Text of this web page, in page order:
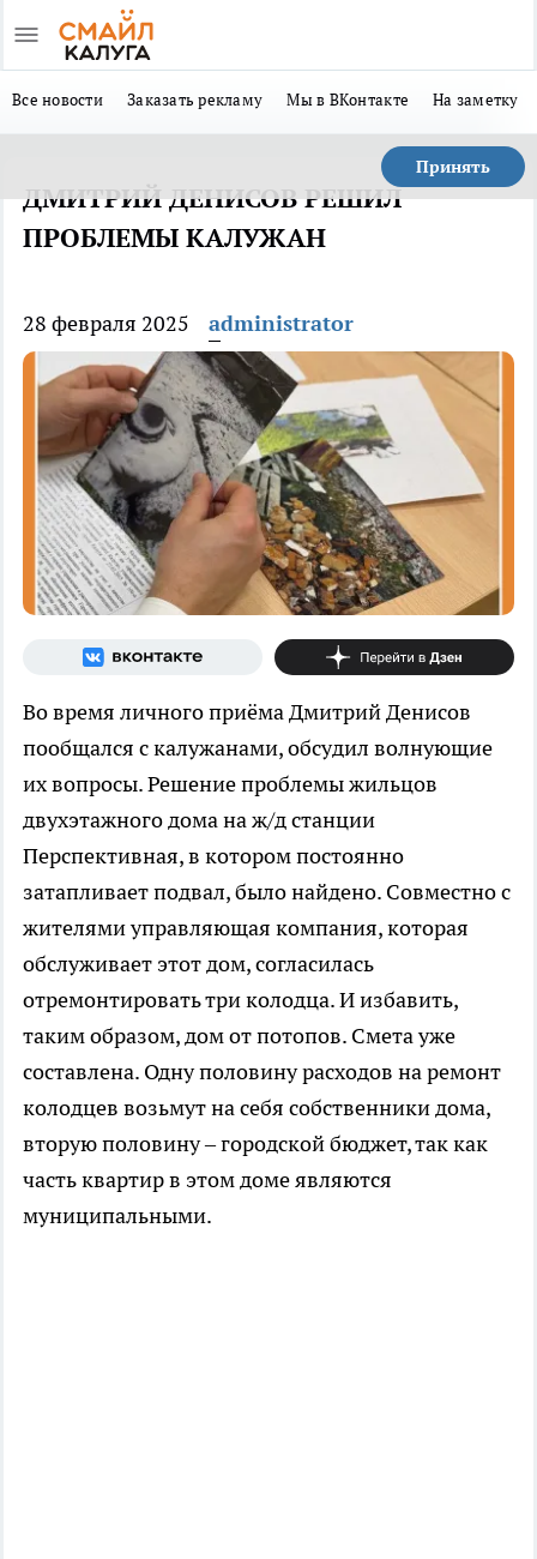
Все новости Заказать рекламу Мы в ВКонтакте На заметку
Принять
ДМИТРИЙ ДЕНИСОВ РЕШИЛ
ПРОБЛЕМЫ КАЛУЖАН
28 февраля 2025 administrator
Во время личного приёма Дмитрий Денисов
пообщался с калужанами, обсудил волнующие
их вопросы. Решение проблемы жильцов
двухэтажного дома на ж/д станции
Перспективная, в котором постоянно
затапливает подвал, было найдено. Совместно с
жителями управляющая компания, которая
обслуживает этот дом, согласилась
отремонтировать три колодца. И избавить,
таким образом, дом от потопов. Смета уже
составлена. Одну половину расходов на ремонт
колодцев возьмут на себя собственники дома,
вторую половину – городской бюджет, так как
часть квартир в этом доме являются
муниципальными.